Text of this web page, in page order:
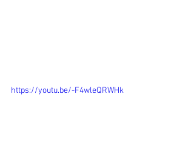
https://youtu.be/-F4wleQRWHk